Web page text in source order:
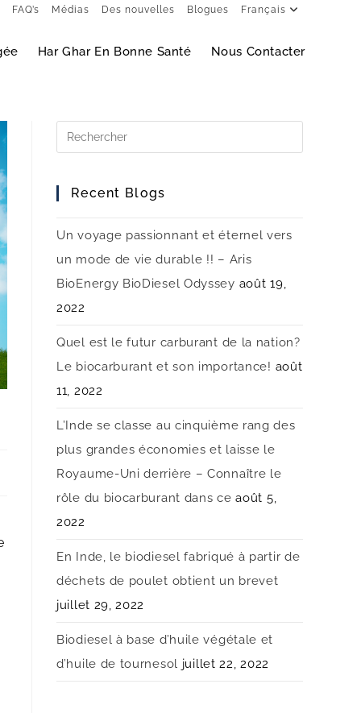
FAQ’s Médias Des nouvelles Blogues Français
Har Ghar En Bonne Santé Nous Contacter
Recent Blogs
Un voyage passionnant et éternel vers
un mode de vie durable !! – Aris
BioEnergy BioDiesel Odyssey août 19,
2022
Quel est le futur carburant de la nation?
Le biocarburant et son importance! août
11, 2022
L’Inde se classe au cinquième rang des
plus grandes économies et laisse le
Royaume-Uni derrière – Connaître le
rôle du biocarburant dans ce août 5,
2022
En Inde, le biodiesel fabriqué à partir de
déchets de poulet obtient un brevet
juillet 29, 2022
Biodiesel à base d’huile végétale et
d’huile de tournesol juillet 22, 2022